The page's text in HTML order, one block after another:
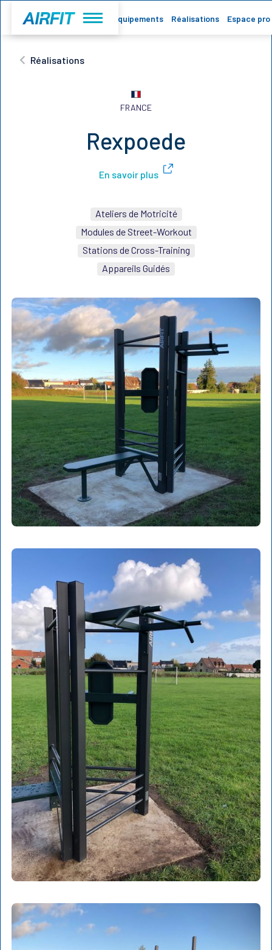
Accueil Equipements Réalisations Espace pro
Réalisations
FRANCE
Rexpoede
En savoir plus
Ateliers de Motricité
Modules de Street-Workout
Stations de Cross-Training
Appareils Guidés